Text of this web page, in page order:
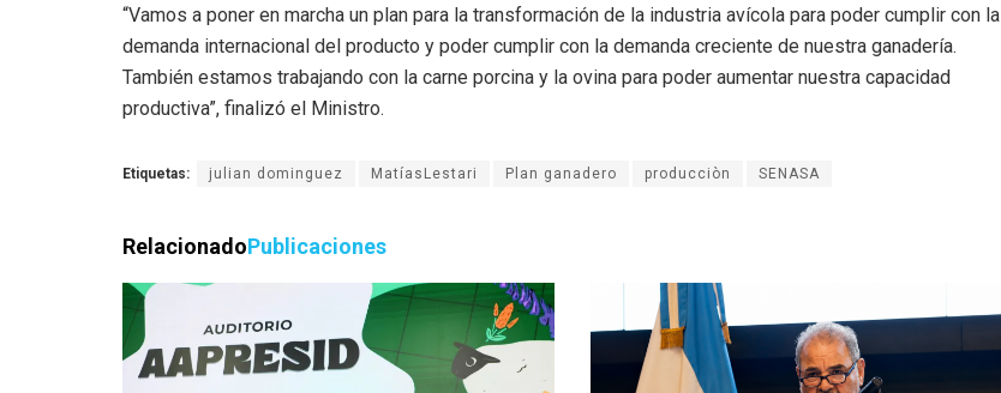
“Vamos a poner en marcha un plan para la transformación de la industria avícola para poder cumplir con la
demanda internacional del producto y poder cumplir con la demanda creciente de nuestra ganadería.
También estamos trabajando con la carne porcina y la ovina para poder aumentar nuestra capacidad
productiva”, finalizó el Ministro.
Etiquetas: julian dominguez MatíasLestari Plan ganadero producciòn SENASA
RelacionadoPublicaciones